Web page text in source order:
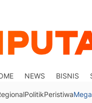
NEWS BISNIS
PolitikPeristiwa